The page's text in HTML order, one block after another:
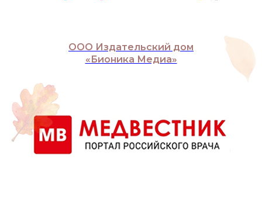
ООО Издательский дом
«Бионика Медиа»